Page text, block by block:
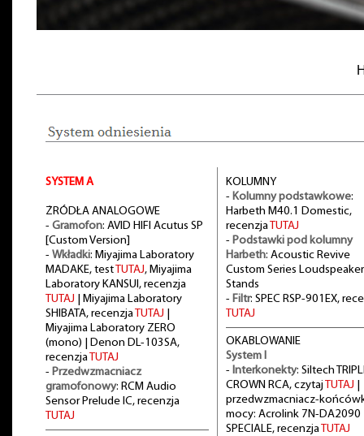
SYSTEM A
ŻRÓDŁA ANALOGOWE
- Gramofon: AVID HIFI Acutus SP
[Custom Version]
- Wkładki: Miyajima Laboratory
MADAKE, test TUTAJ, Miyajima
Laboratory KANSUI, recenzja
TUTAJ | Miyajima Laboratory
SHIBATA, recenzja TUTAJ
Miyajima Laboratory ZERO
(mono) | Denon DL-103SA,
recenzja TUTAJ
- Przedwzmacniacz
gramofonowy: RCM Audio
Sensor Prelude IC, recenzja
TUTAJ
KOLUMNY
- Kolumny podstawkowe:
Harbeth M40.1 Domestic,
recenzja TUTAJ
- Podstawki pod kolumny
Harbeth: Acoustic Revive
Custom Series Loudspeaker
Stands
- Filtr: SPEC RSP-901EX,
TUTAJ
OKABLOWANIE
System I
- Interkonekty: Siltech
CROWN RCA, czytaj TUTAJ
przedwzmacniacz-
mocy: Acrolink 7N-DA2090
SPECIALE, recenzjaTUTAJ